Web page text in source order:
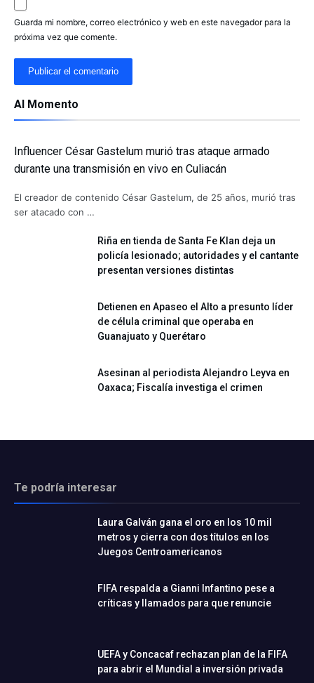
Guarda mi nombre, correo electrónico y web en este navegador para la
próxima vez que comente.
Al Momento
Influencer César Gastelum murió tras ataque armado
durante una transmisión en vivo en Culiacán
El creador de contenido César Gastelum, de 25 años, murió tras
ser atacado con …
Riña en tienda de Santa Fe Klan deja un
policía lesionado; autoridades y el cantante
presentan versiones distintas
Detienen en Apaseo el Alto a presunto líder
de célula criminal que operaba en
Guanajuato y Querétaro
Asesinan al periodista Alejandro Leyva en
Oaxaca; Fiscalía investiga el crimen
Te podría interesar
Laura Galván gana el oro en los 10 mil
metros y cierra con dos títulos en los
Juegos Centroamericanos
FIFA respalda a Gianni Infantino pese a
críticas y llamados para que renuncie
UEFA y Concacaf rechazan plan de la FIFA
para abrir el Mundial a inversión privada